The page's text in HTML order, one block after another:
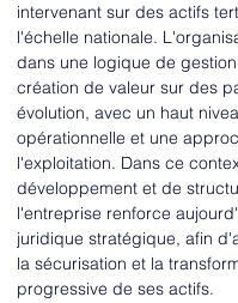
intervenant sur des actifs
l'échelle nationale.
dans une logique de
création de valeur sur des
évolution, avec un haut
opérationnelle et une
l'exploitation. Dans ce
développement et de
l'entreprise renforce
juridique stratégique, afin
la sécurisation et la
progressive de ses actifs.